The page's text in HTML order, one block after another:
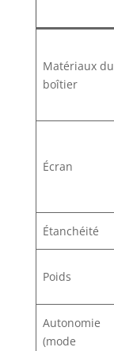
Matériaux du
boîtier
Écran
Étanchéité
Poids
Autonomie
(mode